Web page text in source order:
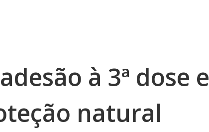
à 3ª dose e
natural